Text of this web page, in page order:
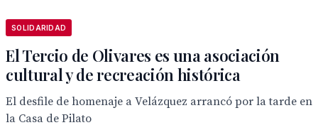
SOLIDARIDAD
El Tercio de Olivares es una asociación
cultural y de recreación histórica
El desfile de homenaje a Velázquez arrancó por la tarde en
la Casa de Pilato